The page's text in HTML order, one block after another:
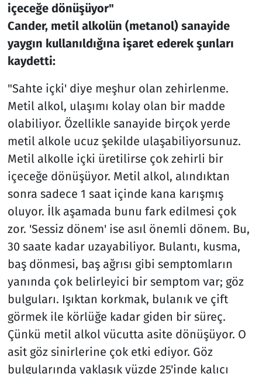
içeceğe dönüşüyor"
Cander, metil alkolün (metanol) sanayide
yaygın kullanıldığına işaret ederek şunları
kaydetti:
"Sahte içki' diye meşhur olan zehirlenme.
Metil alkol, ulaşımı kolay olan bir madde
olabiliyor. Özellikle sanayide birçok yerde
metil alkole ucuz şekilde ulaşabiliyorsunuz.
Metil alkolle içki üretilirse çok zehirli bir
içeceğe dönüşüyor. Metil alkol, alındıktan
sonra sadece 1 saat içinde kana karışmış
oluyor. İlk aşamada bunu fark edilmesi çok
zor. 'Sessiz dönem' ise asıl önemli dönem. Bu,
30 saate kadar uzayabiliyor. Bulantı, kusma,
baş dönmesi, baş ağrısı gibi semptomların
yanında çok belirleyici bir semptom var; göz
bulguları. Işıktan korkmak, bulanık ve çift
görmek ile körlüğe kadar giden bir süreç.
Çünkü metil alkol vücutta asite dönüşüyor. O
asit göz sinirlerine çok etki ediyor. Göz
bulgularında yaklaşık yüzde 25'inde kalıcı